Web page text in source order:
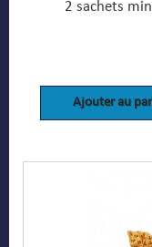
2 sachets
Ajouter au